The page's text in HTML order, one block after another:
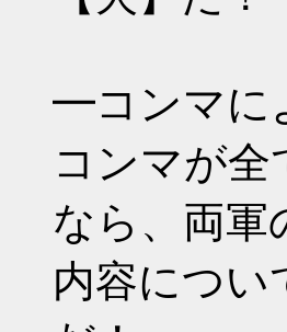
━コンマに
コンマが全
なら、両軍
内容につ